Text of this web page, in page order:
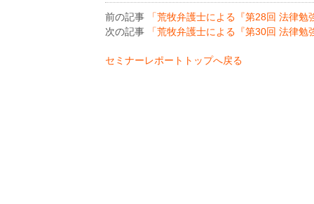
前の記事
「荒牧弁護士による『第28回 法律勉
次の記事
「荒牧弁護士による『第30回 法律勉
セミナーレポートトップへ戻る